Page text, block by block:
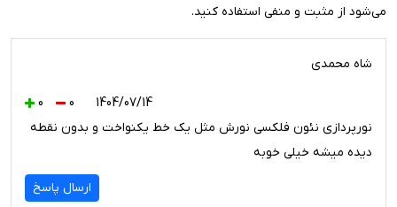
مي‌شود از مثبت و منفی استفاده کنید.
شاه محمدی
1404/07/14
0
0
نورپردازی نئون فلکسی نورش مثل یک خط یکنواخت و بدون نقطه
دیده میشه خیلی خوبه
ارسال پاسخ